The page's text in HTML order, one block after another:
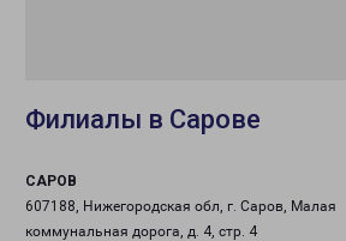
Филиалы в Сарове
САРОВ
607188, Нижегородская обл, г. Саров, Малая
коммунальная дорога, д. 4, стр. 4